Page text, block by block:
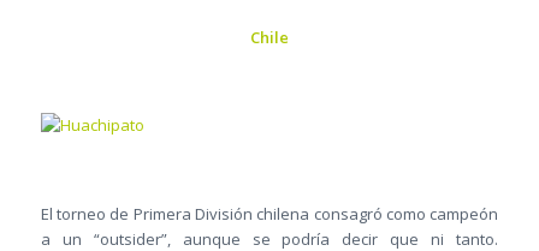
Chile
El torneo de Primera División chilena consagró como campeón
a un “outsider”, aunque se podría decir que ni tanto.